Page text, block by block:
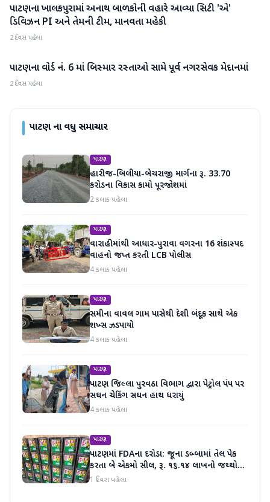
પાટણ
પાટણના ખાલકપુરામાં અનાથ બાળકોની વહારે આવ્યા સિટી 'એ'
ડિવિઝન PI અને તેમની ટીમ, માનવતા મહેકી
2 દિવસ પહેલા
પાટણ
પાટણના વોર્ડ નં. 6 માં બિસ્માર રસ્તાઓ સામે પૂર્વ નગરસેવક મેદાનમાં
2 દિવસ પહેલા
પાટણના વધુ સમાચાર
પાટણ
હારીજ-બિલીયા-બેચરાજી માર્ગના રૂ. 33.70
કરોડના વિકાસ કામો પૂરજોશમાં
2 કલાક પહેલા
પાટણ
વારાહીમાંથી આધાર-પુરાવા વગરના 16 શંકાસ્પદ
વાહનો જપ્ત કરતી LCB પોલીસ
4 કલાક પહેલા
પાટણ
સમીના વાવલ ગામ પાસેથી દેશી બંદૂક સાથે એક
શખ્સ ઝડપાયો
4 કલાક પહેલા
પાટણ
પાટણ જિલ્લા પુરવઠા વિભાગ દ્વારા પેટ્રોલ પંપ પર
સઘન ચેકિંગ સઘન હાથ ધરાયું
4 કલાક પહેલા
પાટણ
પાટણમાં FDAના દરોડા: જૂના ડબ્બામાં તેલ પેક
કરતા બે એકમો સીલ, રૂ. ૧૬.૧૪ લાખનો જથ્થો
જપ્ત
1 દિવસ પહેલા